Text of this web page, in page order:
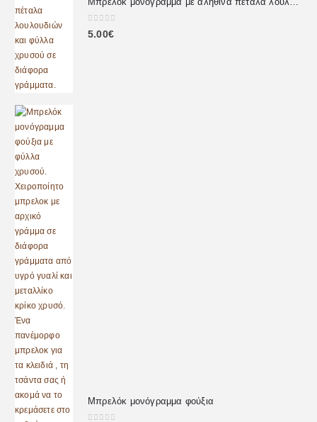
0 out of 5
5.00€
Μπρελόκ μονόγραμμα φούξια